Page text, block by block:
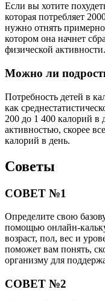
Если вы хотите
которая потребляет
нужно отнять
котором она начнет
физической активности.
Можно ли
Потребность детей в
как
200 до 1 400 калорий в
активностью, скорее
калорий в день.
Советы
СОВЕТ №1
Определите свою
помощью онлайн-
возраст, пол, вес и
поможет вам понять,
организму для
СОВЕТ №2